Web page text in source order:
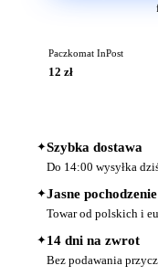
Paczkomat InPost
12 zł
✦Szybka dostawa
Do 14:00 wysyłka
✦Jasne pochodzenie
Towar od polskich i
✦14 dni na zwrot
Bez podawania